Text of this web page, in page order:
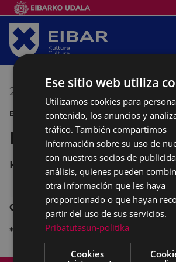
24/03/2018 09:00- 12:00
ENCUENTRO MENDI JARDUNALDIAK
Escalada
Kultu taberna
Curso para quien quiera iniciarse
* Inscripciones en el Club
Ese sitio web utiliza
Utilizamos cookies para
contenido, los anuncios y
tráfico. También compartimos
información sobre su uso de
con nuestros socios de
análisis, quienes pueden
otra información que les haya
proporcionado o que hayan
partir del uso de sus servicios.
Pribatutasun-politika
Cookies